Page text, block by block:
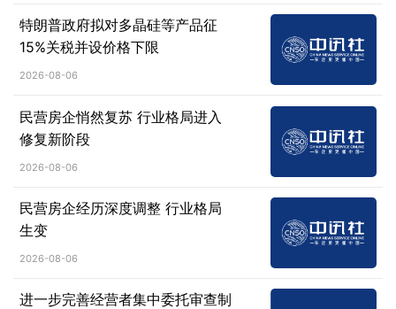
特朗普政府拟对多晶硅等产品征
15%关税并设价格下限
2026-08-06
民营房企悄然复苏 行业格局进入
修复新阶段
2026-08-06
民营房企经历深度调整 行业格局
生变
2026-08-06
进一步完善经营者集中委托审查制